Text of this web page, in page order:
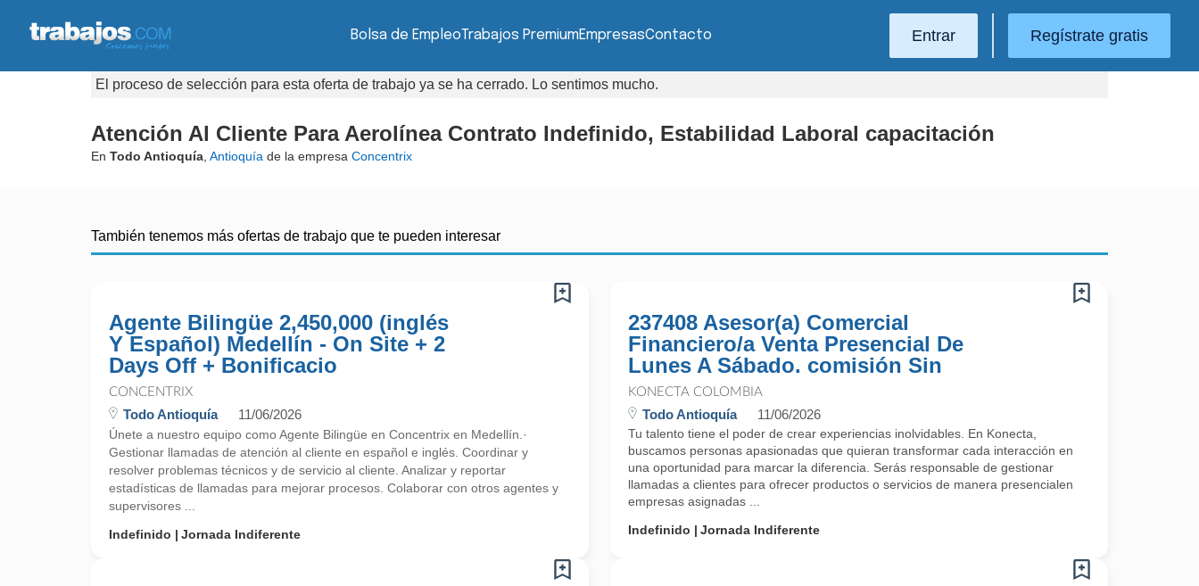
Bolsa de EmpleoTrabajos PremiumEmpresasContacto Entrar Regístrate gratis
El proceso de selección para esta oferta de trabajo ya se ha cerrado. Lo sentimos mucho.
Atención Al Cliente Para Aerolínea Contrato Indefinido, Estabilidad Laboral capacitación
En Todo Antioquía Antioquía de la empresa Concentrix
También tenemos más ofertas de trabajo que te pueden interesar
Agente Bilingüe 2,450,000 (inglés
Y Español) Medellín - On Site + 2
Days Off + Bonificacio
CONCENTRIX
Todo Antioquía 11/06/2026
Únete a nuestro equipo como Agente Bilingüe en Concentrix en Medellín.·
Gestionar llamadas de atención al cliente en español e inglés. Coordinar y
resolver problemas técnicos y de servicio al cliente. Analizar y reportar
estadísticas de llamadas para mejorar procesos. Colaborar con otros agentes y
supervisores ...
Indefinido
Jornada Indiferente
237408 Asesor(a) Comercial
Financiero/a Venta Presencial De
Lunes A Sábado. comisión Sin
KONECTA COLOMBIA
Todo Antioquía 11/06/2026
Tu talento tiene el poder de crear experiencias inolvidables. En Konecta,
buscamos personas apasionadas que quieran transformar cada interacción en
una oportunidad para marcar la diferencia. Serás responsable de gestionar
llamadas a clientes para ofrecer productos o servicios de manera presencialen
empresas asignadas ...
Indefinido
Jornada Indiferente